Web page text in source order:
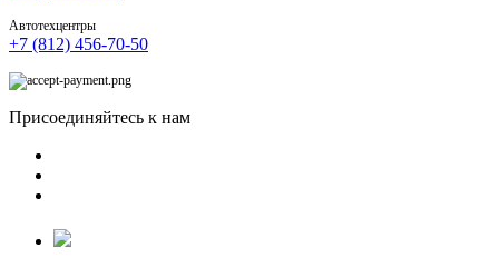
Автотехцентры
+7 (812) 456-70-50
Присоединяйтесь к нам